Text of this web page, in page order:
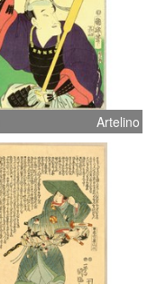
Artelino